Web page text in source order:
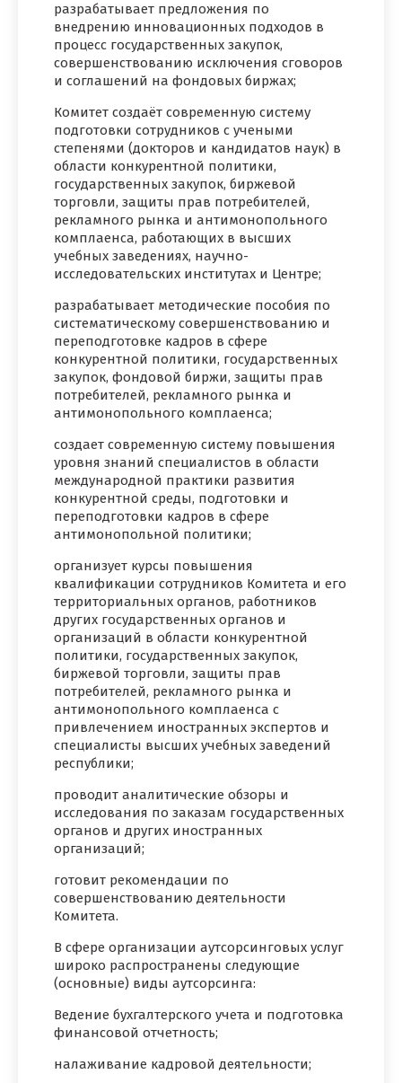
разрабатывает предложения по
внедрению инновационных подходов в
процесс государственных закупок,
совершенствованию исключения сговоров
и соглашений на фондовых биржах;
Комитет создаёт современную систему
подготовки сотрудников с учеными
степенями (докторов и кандидатов наук) в
области конкурентной политики,
государственных закупок, биржевой
торговли, защиты прав потребителей,
рекламного рынка и антимонопольного
комплаенса, работающих в высших
учебных заведениях, научно-
исследовательских институтах и Центре;
разрабатывает методические пособия по
систематическому совершенствованию и
переподготовке кадров в сфере
конкурентной политики, государственных
закупок, фондовой биржи, защиты прав
потребителей, рекламного рынка и
антимонопольного комплаенса;
создает современную систему повышения
уровня знаний специалистов в области
международной практики развития
конкурентной среды, подготовки и
переподготовки кадров в сфере
антимонопольной политики;
организует курсы повышения
квалификации сотрудников Комитета и его
территориальных органов, работников
других государственных органов и
организаций в области конкурентной
политики, государственных закупок,
биржевой торговли, защиты прав
потребителей, рекламного рынка и
антимонопольного комплаенса с
привлечением иностранных экспертов и
специалисты высших учебных заведений
республики;
проводит аналитические обзоры и
исследования по заказам государственных
органов и других иностранных
организаций;
готовит рекомендации по
совершенствованию деятельности
Комитета.
В сфере организации аутсорсинговых услуг
широко распространены следующие
(основные) виды аутсорсинга:
Ведение бухгалтерского учета и подготовка
финансовой отчетность;
налаживание кадровой деятельности;